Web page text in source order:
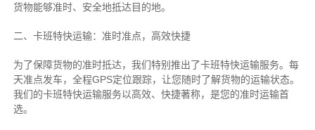
货物能够准时、安全地抵达目的地。
二、卡班特快运输：准时准点，高效快捷
为了保障货物的准时抵达，我们特别推出了卡班特快运输服务。每
天准点发车，全程GPS定位跟踪，让您随时了解货物的运输状态。
我们的卡班特快运输服务以高效、快捷著称，是您的准时运输首
选。